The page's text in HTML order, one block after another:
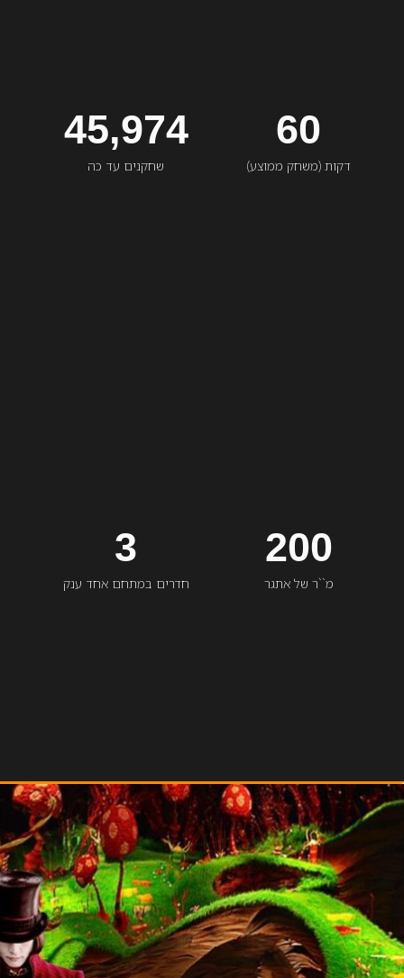
דקות (משחק ממוצע)
60
שחקנים עד כה
45,974
מ``ר של אתגר
200
חדרים במתחם אחד ענק
3